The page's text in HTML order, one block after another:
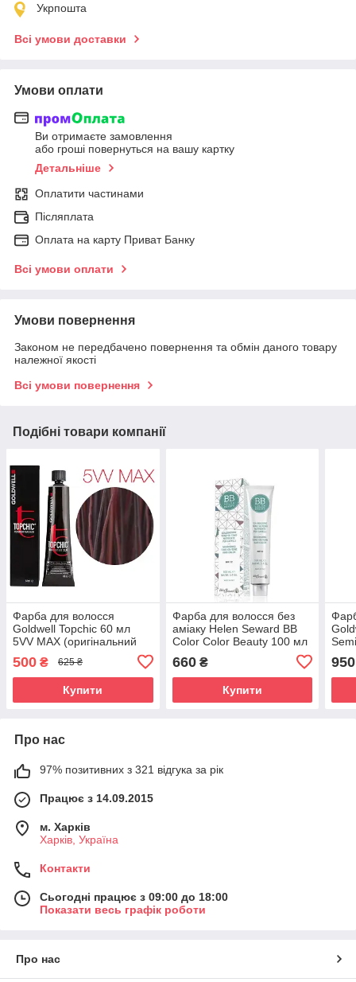
Укрпошта
Всі умови доставки
Умови оплати
Ви отримаєте замовлення
або гроші повернуться на вашу картку
Детальніше
Оплатити частинами
Післяплата
Оплата на карту Приват Банку
Всі умови оплати
Умови повернення
Законом не передбачено повернення та обмін даного товару
належної якості
Всі умови повернення
Подібні товари компанії
Фарба для волосся
Goldwell Topchic 60 мл
5VV MAX (оригінальний
500 ₴ 625 ₴
Купити
Фарба для волосся без
аміаку Helen Seward BB
Color Color Beauty 100 мл
660₴
Купити
950
Про нас
97% позитивних з 321 відгука за рік
Працює з 14.09.2015
м. Харків
Харків, Україна
Контакти
Сьогодні працює з 09:00 до 18:00
Показати весь графік роботи
Про нас